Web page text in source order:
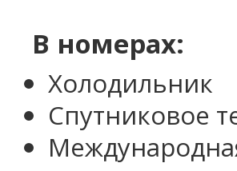
В номерах:
Холодильник
Спутниковое